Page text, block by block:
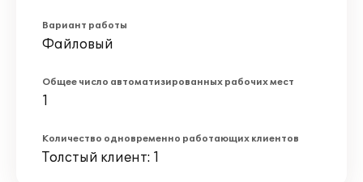
Вариант работы
Файловый
Общее число автоматизированных рабочих мест
1
Количество одновременно работающих клиентов
Толстый клиент: 1